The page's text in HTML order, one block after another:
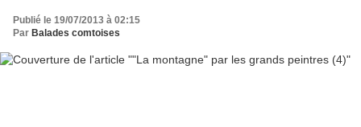
Publié le 19/07/2013 à 02:15
Par Balades comtoises